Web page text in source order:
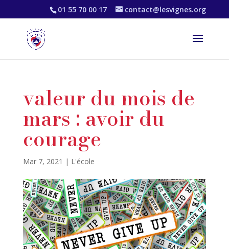
01 55 70 00 17 contact@lesvignes.org
valeur du mois de
mars : avoir du
courage
Mar 7, 2021 | L'école